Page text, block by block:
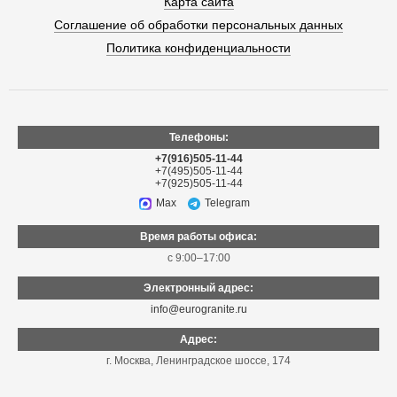
Соглашение об обработки персональных данных
Политика конфиденциальности
Телефоны:
+7(916)505-11-44
+7(495)505-11-44
+7(925)505-11-44
Max
Telegram
Время работы офиса:
с 9:00–17:00
Электронный адрес:
info@eurogranite.ru
Адрес:
г. Москва Ленинградское шоссе, 174